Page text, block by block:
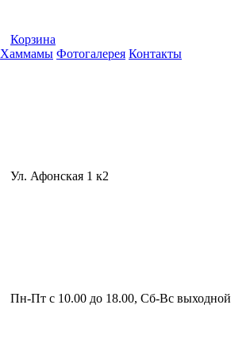
Корзина
Хаммамы Фотогалерея Контакты
Ул. Афонская 1 к2
Пн-Пт с 10.00 до 18.00, Сб-Вс выходной